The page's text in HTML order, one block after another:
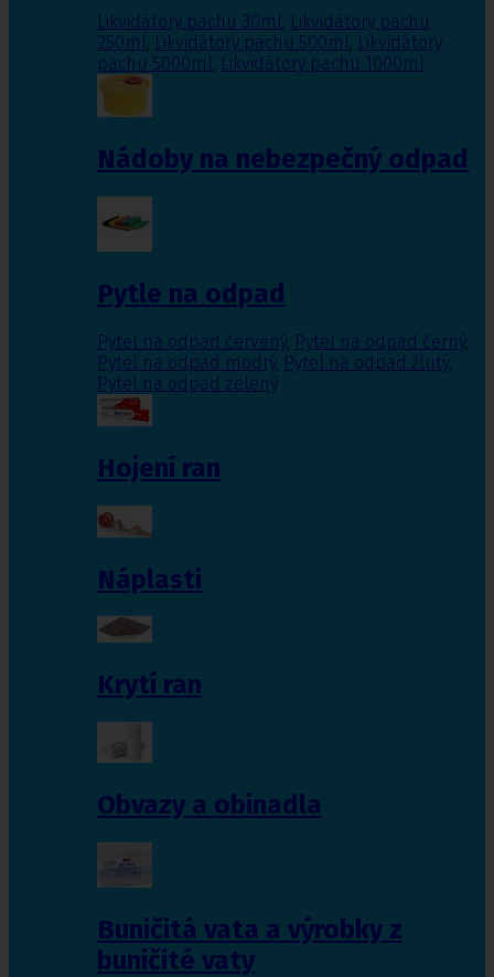
Likvidátory pachu 30ml, Likvidátory pachu
250ml, Likvidátory pachu 500ml, Likvidátory
pachu 5000ml, Likvidátory pachu 1000ml
Nádoby na nebezpečný odpad
Pytle na odpad
Pytel na odpad červený, Pytel na odpad černý,
Pytel na odpad modrý, Pytel na odpad žlutý,
Pytel na odpad zelený
Hojení ran
Náplasti
Krytí ran
Obvazy a obinadla
Buničitá vata a výrobky z
buničité vaty